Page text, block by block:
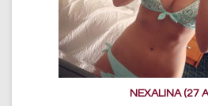
NEXALINA (27